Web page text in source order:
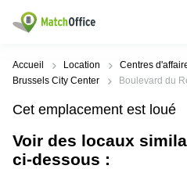
Rechercher / publier
Types
d'espaces
Bureaux
Villes
Populaires
Alost
Recherches
populaires
Bureau
a louer
Aide
Qui sommes-nous?
Accueil Location Centres
Brussels City Center
Boulevard du
Cet emplacement est loué
Voir des locaux
ci-dessous :